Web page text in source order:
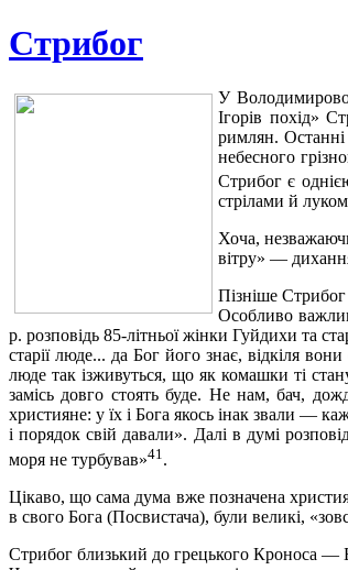
Стрибог
У
Ігорів похід»
римлян.
небесного
Стрибог є
стрілами й
Хоча,
вітру» —
Пізніше
Особливо
р. розповідь 85-літньої жінки Гуйдихи та
старії люде... да Бог його знає, відкіля
люде так ізживуться, що як комашки ті
замісь довго стоять буде. Не нам, бач,
християне: у їх і Бога якось інак звали —
і порядок свій давали». Далі в думі
моря не турбував»41 .
Цікаво, що сама дума вже позначена
в свого Бога (Посвистача), були великі,
Стрибог близький до грецького Кроноса —